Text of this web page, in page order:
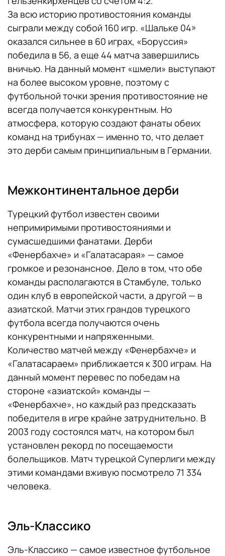
За всю историю противостояния команды
сыграли между собой 160 игр. «Шальке 04»
оказался сильнее в 60 играх, «Боруссия»
победила в 56, а еще 44 матча завершились
вничью. На данный момент «шмели» выступают
на более высоком уровне, поэтому с
футбольной точки зрения противостояние не
всегда получается конкурентным. Но
атмосфера, которую создают фанаты обеих
команд на трибунах — именно то, что делает
это дерби самым принципиальным в Германии.
Межконтинентальное дерби
Турецкий футбол известен своими
непримиримыми противостояниями и
сумасшедшими фанатами. Дерби
«Фенербахче» и «Галатасарая» — самое
громкое и резонансное. Дело в том, что обе
команды располагаются в Стамбуле, только
один клуб в европейской части, а другой — в
азиатской. Матчи этих грандов турецкого
футбола всегда получаются очень
конкурентными и напряженными.
Количество матчей между «Фенербахче» и
«Галатасараем» приближается к 300 играм. На
данный момент перевес по победам на
стороне «азиатской» команды —
«Фенербахче», но каждый раз предсказать
победителя в игре крайне затруднительно. В
2003 году состоялся матч, на котором был
установлен рекорд по посещаемости
болельщиков. Матч турецкой Суперлиги между
этими командами вживую посмотрело 71 334
человека.
Эль-Классико
Эль-Классико — самое известное футбольное